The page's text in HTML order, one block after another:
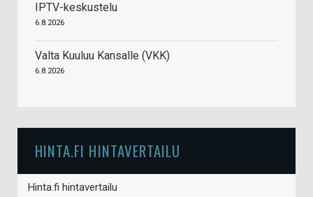
IPTV-keskustelu
6.8.2026
Valta Kuuluu Kansalle (VKK)
6.8.2026
HINTA.FI HINTAVERTAILU
Hinta.fi hintavertailu